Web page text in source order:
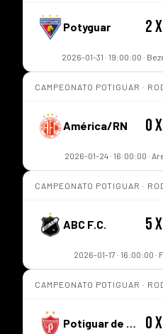
Potyguar 2
2026-01-31 · 19:00:00 ·
CAMPEONATO POTIGUAR ·
América/RN 0
2026-01-24 · 16:00:00 ·
CAMPEONATO POTIGUAR ·
ABC F.C. 5
2026-01-17 · 16:00:00
CAMPEONATO POTIGUAR ·
Potiguar de Mossoró 0